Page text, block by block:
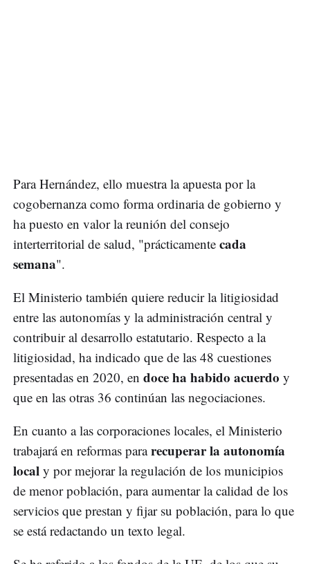
Para Hernández, ello muestra la apuesta por la
cogobernanza como forma ordinaria de gobierno y
ha puesto en valor la reunión del consejo
interterritorial de salud, "prácticamente cada
semana".
El Ministerio también quiere reducir la litigiosidad
entre las autonomías y la administración central y
contribuir al desarrollo estatutario. Respecto a la
litigiosidad, ha indicado que de las 48 cuestiones
presentadas en 2020, en doce ha habido acuerdo y
que en las otras 36 continúan las negociaciones.
En cuanto a las corporaciones locales, el Ministerio
trabajará en reformas pararecuperar la autonomía
local y por mejorar la regulación de los municipios
de menor población, para aumentar la calidad de los
servicios que prestan y fijar su población, para lo que
se está redactando un texto legal.